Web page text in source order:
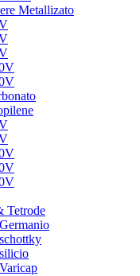
Metallizato
Tetrode